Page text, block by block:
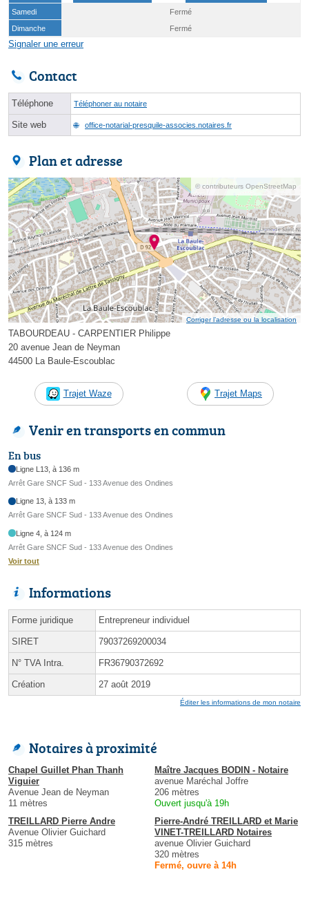
Samedi
Fermé
Dimanche
Fermé
Signaler une erreur
Contact
Téléphone Téléphoner au notaire
Site web office-notarial-presquile-associes.notaires.fr
Plan et adresse
© contributeurs OpenStreetMap
Corriger l’adresse ou la localisation
TABOURDEAU - CARPENTIER Philippe
20 avenue Jean de Neyman
44500 La Baule-Escoublac
Trajet Waze Trajet Maps
Venir en transports en commun
En bus
Ligne L13, à 136 m
Arrêt Gare SNCF Sud - 133 Avenue des Ondines
Ligne 13, à 133 m
Arrêt Gare SNCF Sud - 133 Avenue des Ondines
Ligne 4, à 124 m
Arrêt Gare SNCF Sud - 133 Avenue des Ondines
Voir tout
Informations
Forme juridique Entrepreneur individuel
SIRET 79037269200034
N° TVA Intra. FR36790372692
Création 27 août 2019
Éditer les informations de mon notaire
Notaires à proximité
Chapel Guillet Phan Thanh
Viguier
Avenue Jean de Neyman
11 mètres
Maître Jacques BODIN - Notaire
avenue Maréchal Joffre
206 mètres
Ouvert jusqu'à 19h
TREILLARD Pierre Andre
Avenue Olivier Guichard
315 mètres
Pierre-André TREILLARD et Marie
VINET-TREILLARD Notaires
avenue Olivier Guichard
320 mètres
Fermé, ouvre à 14h